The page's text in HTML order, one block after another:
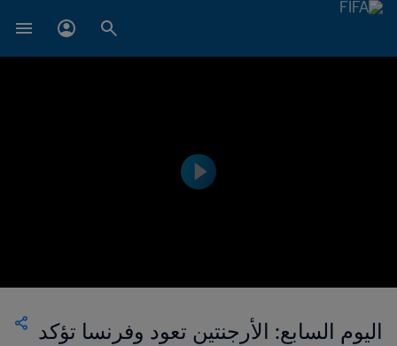
اليوم السابع: الأرجنتين تعود وفرنسا تؤكد